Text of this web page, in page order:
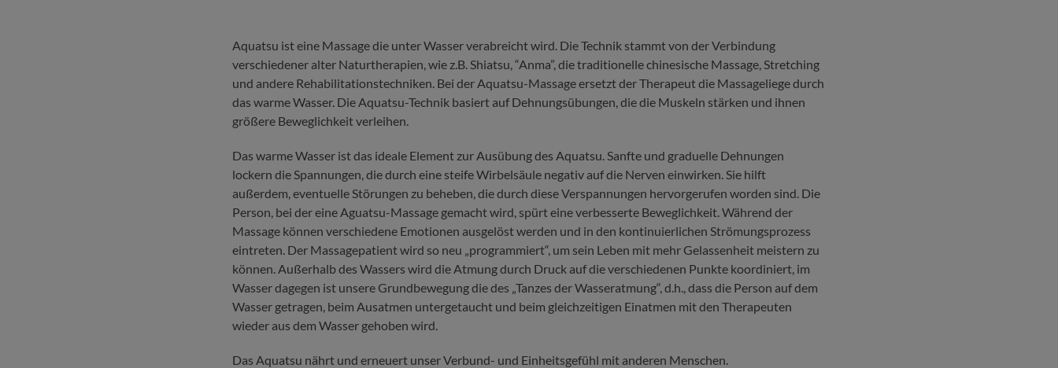
Aquatsu ist eine Massage die unter Wasser verabreicht wird. Die Technik stammt von der Verbindung
verschiedener alter Naturtherapien, wie z.B. Shiatsu, “Anma”, die traditionelle chinesische Massage, Stretching
und andere Rehabilitationstechniken. Bei der Aquatsu-Massage ersetzt der Therapeut die Massageliege durch
das warme Wasser. Die Aquatsu-Technik basiert auf Dehnungsübungen, die die Muskeln stärken und ihnen
größere Beweglichkeit verleihen.
Das warme Wasser ist das ideale Element zur Ausübung des Aquatsu. Sanfte und graduelle Dehnungen
lockern die Spannungen, die durch eine steife Wirbelsäule negativ auf die Nerven einwirken. Sie hilft
außerdem, eventuelle Störungen zu beheben, die durch diese Verspannungen hervorgerufen worden sind. Die
Person, bei der eine Aguatsu-Massage gemacht wird, spürt eine verbesserte Beweglichkeit. Während der
Massage können verschiedene Emotionen ausgelöst werden und in den kontinuierlichen Strömungsprozess
eintreten. Der Massagepatient wird so neu „programmiert“, um sein Leben mit mehr Gelassenheit meistern zu
können. Außerhalb des Wassers wird die Atmung durch Druck auf die verschiedenen Punkte koordiniert, im
Wasser dagegen ist unsere Grundbewegung die des „Tanzes der Wasseratmung“, d.h., dass die Person auf dem
Wasser getragen, beim Ausatmen untergetaucht und beim gleichzeitigen Einatmen mit den Therapeuten
wieder aus dem Wasser gehoben wird.
Das Aquatsu nährt und erneuert unser Verbund- und Einheitsgefühl mit anderen Menschen.